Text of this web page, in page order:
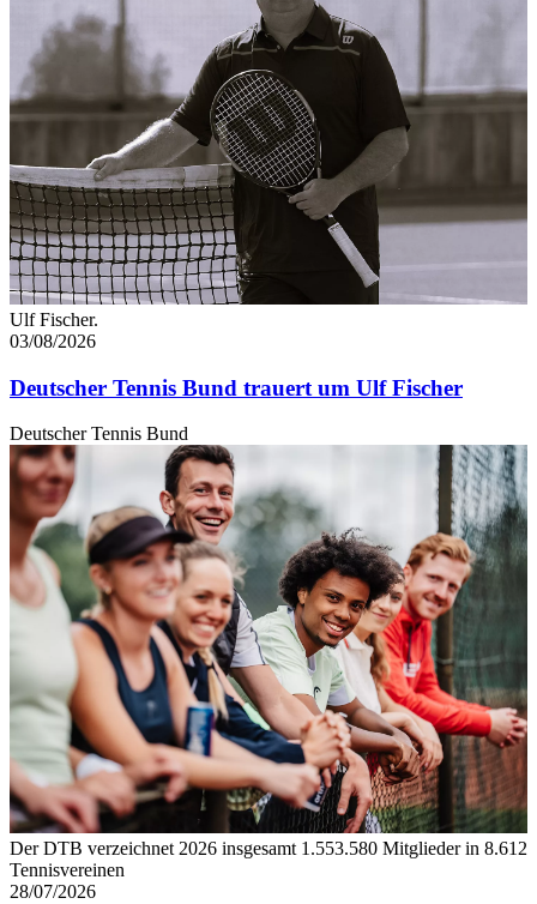
Ulf Fischer.
03/08/2026
Deutscher Tennis Bund trauert um Ulf Fischer
Deutscher Tennis Bund
Der DTB verzeichnet 2026 insgesamt 1.553.580 Mitglieder in 8.612
Tennisvereinen
28/07/2026